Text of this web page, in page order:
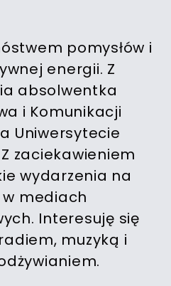
pomysłów i
energii. Z
absolwentka
i Komunikacji
Uniwersytecie
zaciekawieniem
wydarzenia na
w mediach
Interesuję się
muzyką i